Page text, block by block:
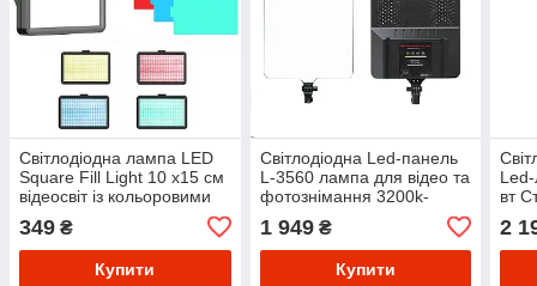
Світлодіодна лампа LED
Square Fill Light 10 х15 см
відеосвіт із кольоровими
349 ₴
Купити
Світлодіодна Led-панель
L-3560 лампа для відео та
фотознімання 3200k-
1 949₴
Купити
вт
2